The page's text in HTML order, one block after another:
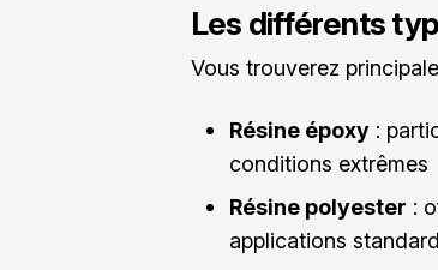
Les différents
Vous trouverez
Résine époxy :
conditions extrêmes
Résine polyester :
applications